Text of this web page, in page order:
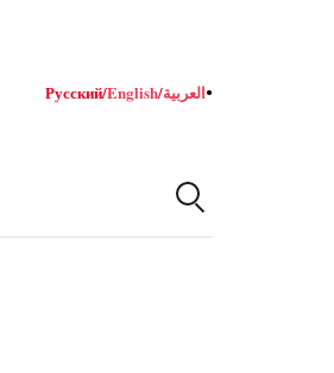
Русский/English/العربية●